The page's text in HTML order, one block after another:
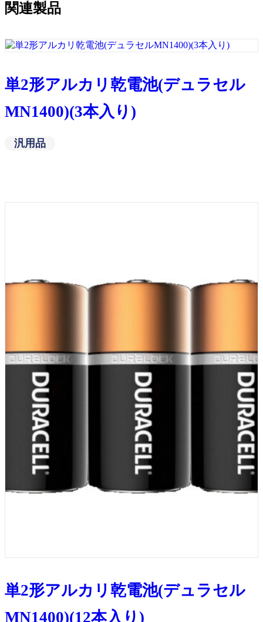
関連製品
単2形アルカリ乾電池(デュラセル
MN1400)(3本入り)
汎用品
単2形アルカリ乾電池(デュラセル
MN1400)(12本入り)